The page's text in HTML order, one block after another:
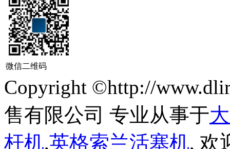
微信二维码
Copyright ©http://
售有限公司 专业从事于
杆机,英格索兰活塞机, 欢